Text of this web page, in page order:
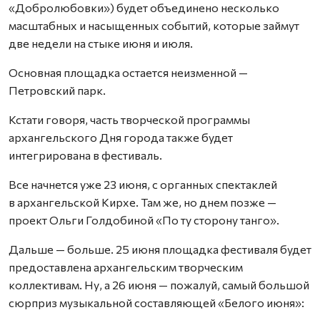
«Добролюбовки») будет объединено несколько
масштабных и насыщенных событий, которые займут
две недели на стыке июня и июля.
Основная площадка остается неизменной —
Петровский парк.
Кстати говоря, часть творческой программы
архангельского Дня города также будет
интегрирована в фестиваль.
Все начнется уже 23 июня, с органных спектаклей
в архангельской Кирхе. Там же, но днем позже —
проект Ольги Голдобиной «По ту сторону танго».
Дальше — больше. 25 июня площадка фестиваля будет
предоставлена архангельским творческим
коллективам. Ну, а 26 июня — пожалуй, самый большой
сюрприз музыкальной составляющей «Белого июня»: